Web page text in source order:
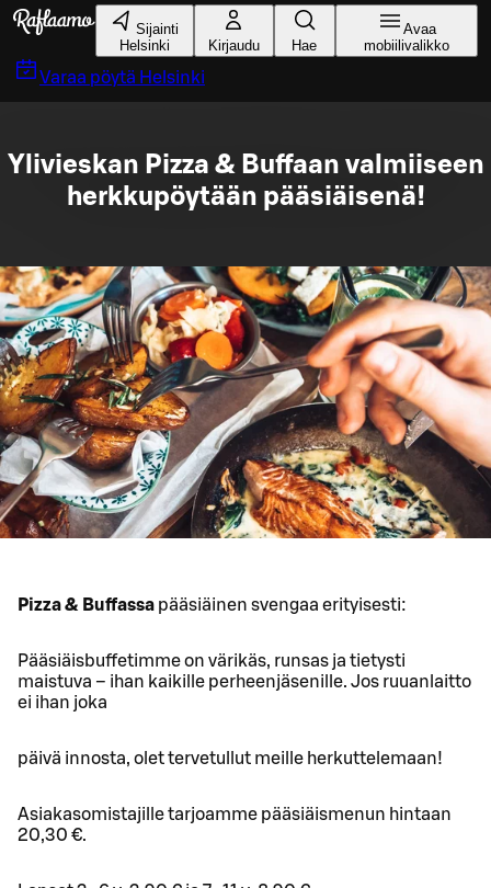
Siirry pääsisältöön
Sijainti
Helsinki
Kirjaudu Hae
Avaa
mobiilivalikko
Varaa pöytä Helsinki
Ylivieskan Pizza & Buffaan valmiiseen
herkkupöytään pääsiäisenä!
Pizza & Buffassa pääsiäinen svengaa erityisesti:
Pääsiäisbuffetimme on värikäs, runsas ja tietysti
maistuva – ihan kaikille perheenjäsenille. Jos ruuanlaitto
ei ihan joka
päivä innosta, olet tervetullut meille herkuttelemaan!
Asiakasomistajille tarjoamme pääsiäismenun hintaan
20,30 €.